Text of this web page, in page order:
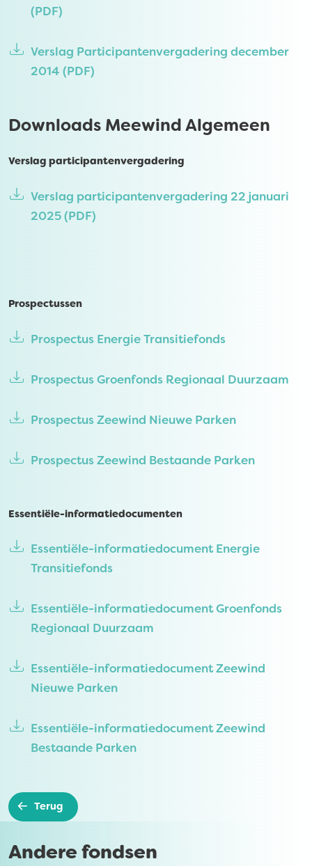
(PDF)
Verslag Participantenvergadering december
2014 (PDF)
Downloads Meewind Algemeen
Verslag participantenvergadering
Verslag participantenvergadering 22 januari
2025(PDF)
Prospectussen
Prospectus Energie Transitiefonds
Prospectus Groenfonds Regionaal Duurzaam
Prospectus Zeewind Nieuwe Parken
Prospectus Zeewind Bestaande Parken
Essentiële-informatiedocumenten
Essentiële-informatiedocument Energie
Transitiefonds
Essentiële-informatiedocument Groenfonds
Regionaal Duurzaam
Essentiële-informatiedocument Zeewind
Nieuwe Parken
Essentiële-informatiedocument Zeewind
Bestaande Parken
Terug
Andere fondsen